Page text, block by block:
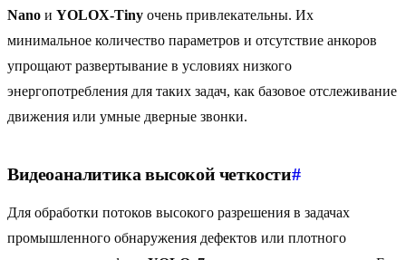
Nano и YOLOX-Tiny очень привлекательны. Их
минимальное количество параметров и отсутствие анкоров
упрощают развертывание в условиях низкого
энергопотребления для таких задач, как базовое отслеживание
движения или умные дверные звонки.
Видеоаналитика высокой четкости#
Для обработки потоков высокого разрешения в задачах
промышленного обнаружения дефектов или плотного